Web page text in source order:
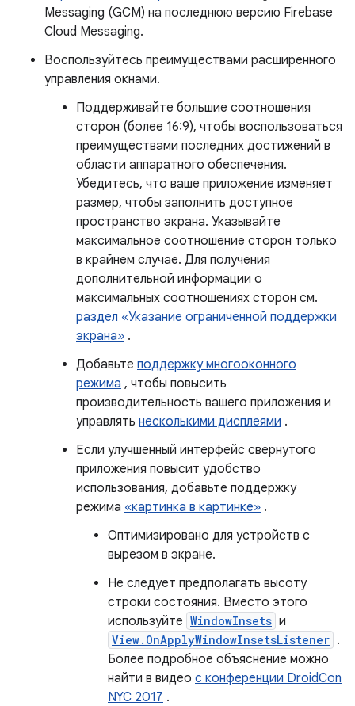
Messaging (GCM) на последнюю версию Firebase
Cloud Messaging.
Воспользуйтесь преимуществами расширенного
управления окнами.
Поддерживайте большие соотношения
сторон (более 16:9), чтобы воспользоваться
преимуществами последних достижений в
области аппаратного обеспечения.
Убедитесь, что ваше приложение изменяет
размер, чтобы заполнить доступное
пространство экрана. Указывайте
максимальное соотношение сторон только
в крайнем случае. Для получения
дополнительной информации о
максимальных соотношениях сторон см.
раздел «Указание ограниченной поддержки
экрана» .
Добавьте поддержку многооконного
режима , чтобы повысить
производительность вашего приложения и
управлять несколькими дисплеями .
Если улучшенный интерфейс свернутого
приложения повысит удобство
использования, добавьте поддержку
режима «картинка в картинке» .
Оптимизировано для устройств с
вырезом в экране.
Не следует предполагать высоту
строки состояния. Вместо этого
используйте WindowInsets и
View.OnApplyWindowInsetsListener .
Более подробное объяснение можно
найти в видео с конференции DroidCon
NYC 2017 .